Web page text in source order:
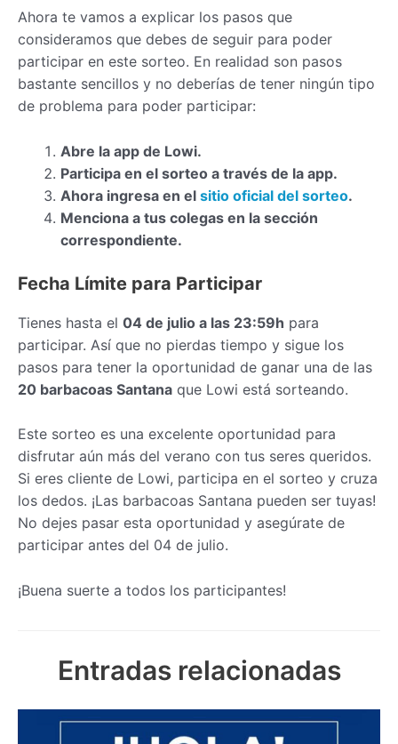
Ahora te vamos a explicar los pasos que
consideramos que debes de seguir para poder
participar en este sorteo. En realidad son pasos
bastante sencillos y no deberías de tener ningún tipo
de problema para poder participar:
Abre la app de Lowi.
Participa en el sorteo a través de la app.
Ahora ingresa en el sitio oficial del sorteo.
Menciona a tus colegas en la sección
correspondiente.
Fecha Límite para Participar
Tienes hasta el 04 de julio a las 23:59h para
participar. Así que no pierdas tiempo y sigue los
pasos para tener la oportunidad de ganar una de las
20 barbacoas Santana que Lowi está sorteando.
Este sorteo es una excelente oportunidad para
disfrutar aún más del verano con tus seres queridos.
Si eres cliente de Lowi, participa en el sorteo y cruza
los dedos. ¡Las barbacoas Santana pueden ser tuyas!
No dejes pasar esta oportunidad y asegúrate de
participar antes del 04 de julio.
¡Buena suerte a todos los participantes!
Entradas relacionadas